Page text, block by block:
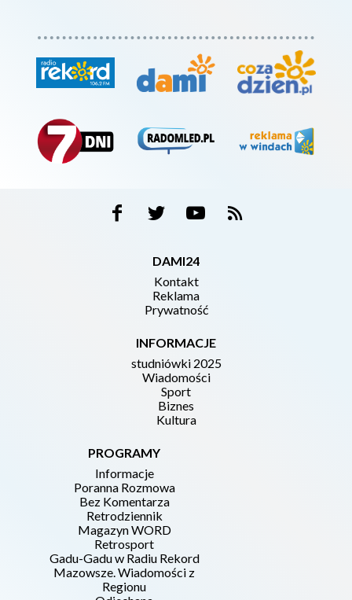
DAMI24
Kontakt
Reklama
Prywatność
INFORMACJE
studniówki 2025
Wiadomości
Sport
Biznes
Kultura
PROGRAMY
Informacje
Poranna Rozmowa
Bez Komentarza
Retrodziennik
Magazyn WORD
Retrosport
Gadu-Gadu w Radiu Rekord
Mazowsze. Wiadomości z
Regionu